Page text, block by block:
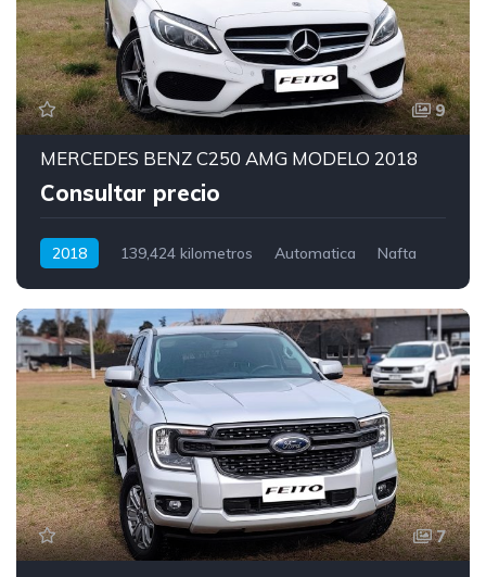
9
MERCEDES BENZ C250 AMG MODELO 2018
Consultar precio
2018 139,424 kilometros Automatica Nafta
7